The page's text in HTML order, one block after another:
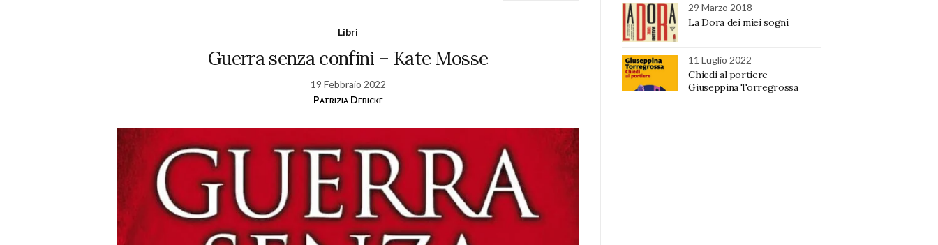
Libri
Guerra senza confini – Kate Mosse
19 Febbraio 2022
Patrizia Debicke
29 Marzo 2018
La Dora dei miei sogni
11 Luglio 2022
Chiedi al portiere –
Giuseppina Torregrossa